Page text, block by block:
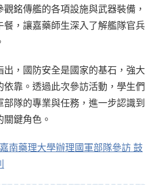
銘傳艦的各項設施與武器裝備，
餐，讓嘉藥師生深入了解艦隊官兵
，國防安全是國家的基石，強大
靠。透過此次參訪活動，學生們
隊的專業與任務，進一步認識到
鍵角色。
嘉南藥理大學辦理國軍部隊參訪 鼓